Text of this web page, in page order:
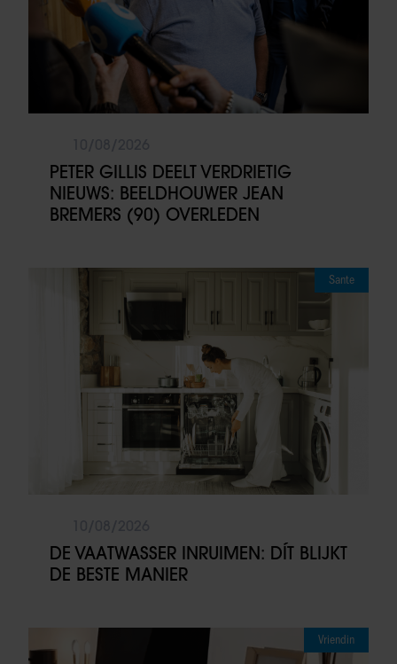
PETER GILLIS DEELT VERDRIETIG
NIEUWS: BEELDHOUWER JEAN
BREMERS (90) OVERLEDEN
Sante
DE VAATWASSER INRUIMEN: DÍT BLIJKT
DE BESTE MANIER
Vriendin